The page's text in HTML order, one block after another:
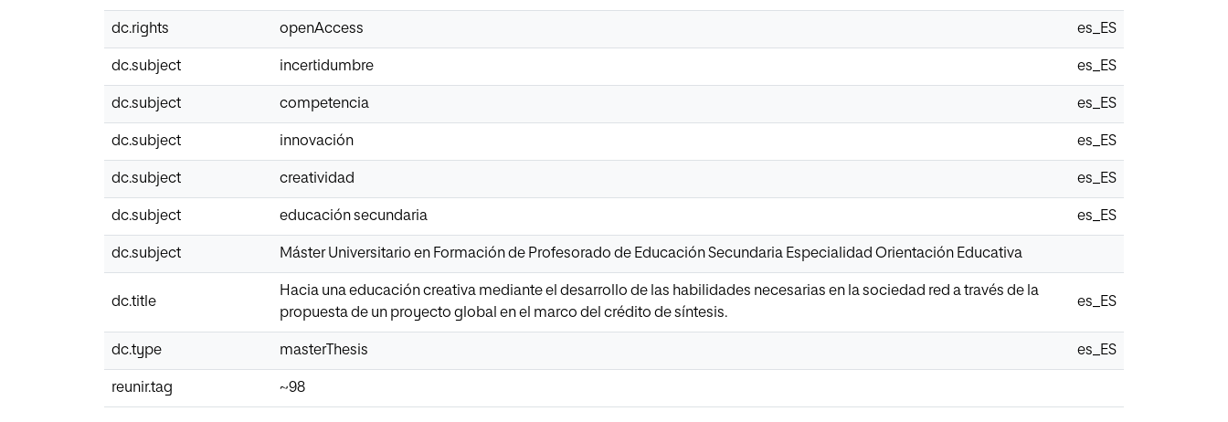
dc.rights openAccess es_ES
dc.subject incertidumbre es_ES
dc.subject competencia es_ES
dc.subject innovación es_ES
dc.subject creatividad es_ES
dc.subject educación secundaria es_ES
dc.subject Máster Universitario en Formación de Profesorado de Educación Secundaria Especialidad Orientación Educativa
dc.title
Hacia una educación creativa mediante el desarrollo de las habilidades necesarias en la sociedad red a través de la
propuesta de un proyecto global en el marco del crédito de síntesis.
es_ES
dc.type masterThesis es_ES
reunir.tag ~98